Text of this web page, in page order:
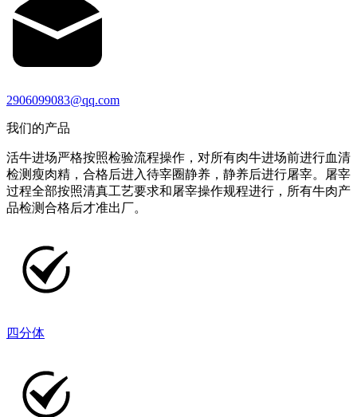
2906099083@qq.com
我们的产品
活牛进场严格按照检验流程操作，对所有肉牛进场前进行血清
检测瘦肉精，合格后进入待宰圈静养，静养后进行屠宰。屠宰
过程全部按照清真工艺要求和屠宰操作规程进行，所有牛肉产
品检测合格后才准出厂。
四分体